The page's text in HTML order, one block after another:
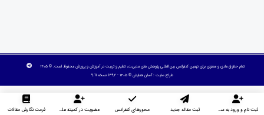
تمام حقوق مادی و معنوی برای نهمین کنفرانس بین المللی پژوهش های مدیریت، تعلیم و تربیت در آموزش و پرورش محفوظ است. © ۱۴۰۵
طراح سایت :آسان همایش © ۱۴۰۵ - 1392 نسخه 9.11
ثبت نام و ورود به سایت ثبت مقاله جدید محورهای کنفرانس عضویت در کمیته علمی داوران فرمت نگارش مقالات